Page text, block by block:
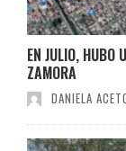
EN JULIO, HUBO
ZAMORA
DANIELA